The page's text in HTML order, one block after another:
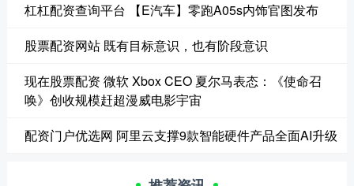
杠杠配资查询平台 【E汽车】零跑A05s内饰官图发布
股票配资网站 既有目标意识，也有阶段意识
现在股票配资 微软 Xbox CEO 夏尔马表态：《使命召
唤》创收规模赶超漫威电影宇宙
配资门户优选网 阿里云支撑9款智能硬件产品全面AI升级